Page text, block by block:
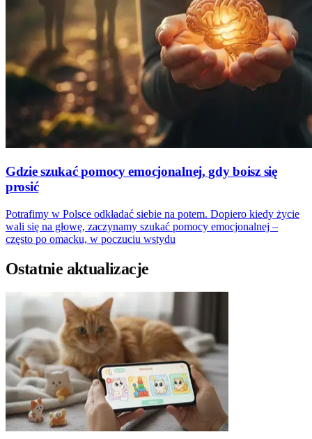
Gdzie szukać pomocy emocjonalnej, gdy boisz się
prosić
Potrafimy w Polsce odkładać siebie na potem. Dopiero kiedy życie
wali się na głowę, zaczynamy szukać pomocy emocjonalnej –
często po omacku, w poczuciu wstydu
Ostatnie aktualizacje